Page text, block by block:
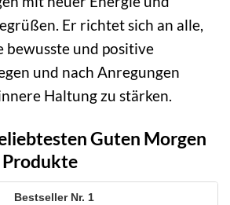
Er richtet sich an alle,
bewusste und positive
und nach Anregungen
Haltung zu stärken.
Guten Morgen
Produkte
1